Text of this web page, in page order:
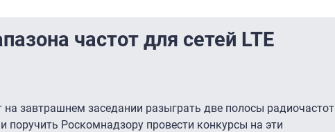
частот для сетей LTE
завтрашнем заседании разыграть две полосы радиочастот
поручить Роскомнадзору провести конкурсы на эти